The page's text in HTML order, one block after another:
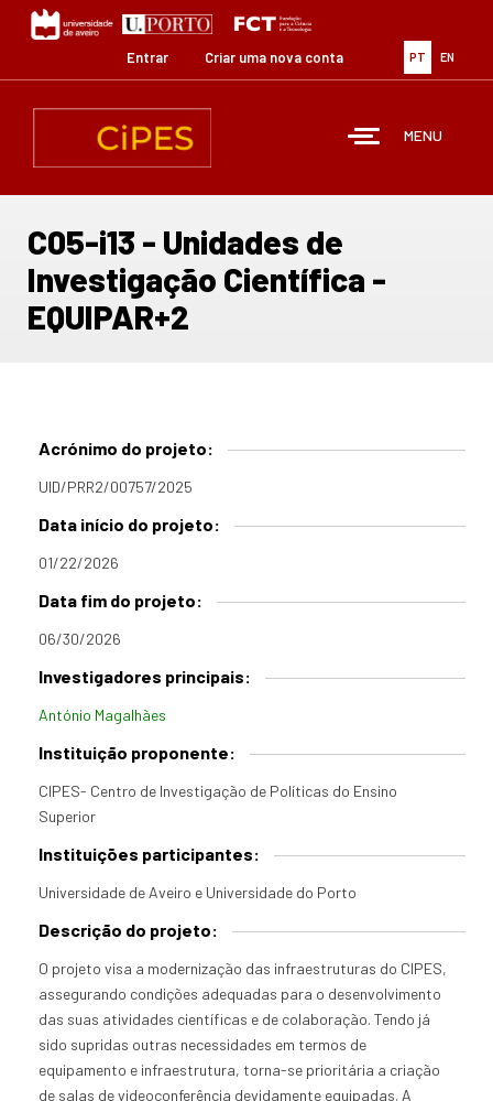
Passar
para
conteúdo
PT EN
Entrar Criar uma nova conta
MENU
C05-i13 - Unidades de
Investigação Científica -
EQUIPAR+2
Acrónimo do projeto:
UID/PRR2/00757/2025
Data início do projeto:
01/22/2026
Data fim do projeto:
06/30/2026
Investigadores principais:
António Magalhães
Instituição proponente:
CIPES- Centro de Investigação de Políticas do Ensino
Superior
Instituições participantes:
Universidade de Aveiro e Universidade do Porto
Descrição do projeto:
O projeto visa a modernização das infraestruturas do CIPES,
assegurando condições adequadas para o desenvolvimento
das suas atividades científicas e de colaboração. Tendo já
sido supridas outras necessidades em termos de
equipamento e infraestrutura, torna-se prioritária a criação
de salas de videoconferência devidamente equipadas. A